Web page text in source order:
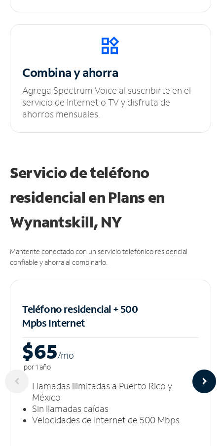
Combina y ahorra
Agrega Spectrum Voice al suscribirte en el
servicio de Internet o TV y disfruta de
ahorros mensuales.
Servicio de teléfono
residencial en Plans en
Wynantskill, NY
Mantente conectado con un servicio telefónico residencial
confiable y ahorra al combinarlo.
Teléfono residencial + 500
MpbsInternet
$65/mo
por 1 año
Llamadas ilimitadas a Puerto Rico y
México
Sin llamadas caídas
Velocidades de Internet de 500 Mbps